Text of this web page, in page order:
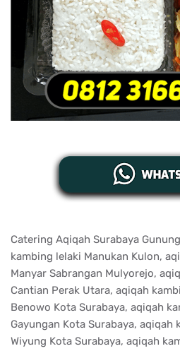
Catering Aqiqah Surabaya
kambing lelaki Manukan Kulon,
Manyar Sabrangan Mulyorejo,
Cantian Perak Utara, aqiqah
Benowo Kota Surabaya, aqiqah
Gayungan Kota Surabaya, aqiqah
Wiyung Kota Surabaya, aqiqah